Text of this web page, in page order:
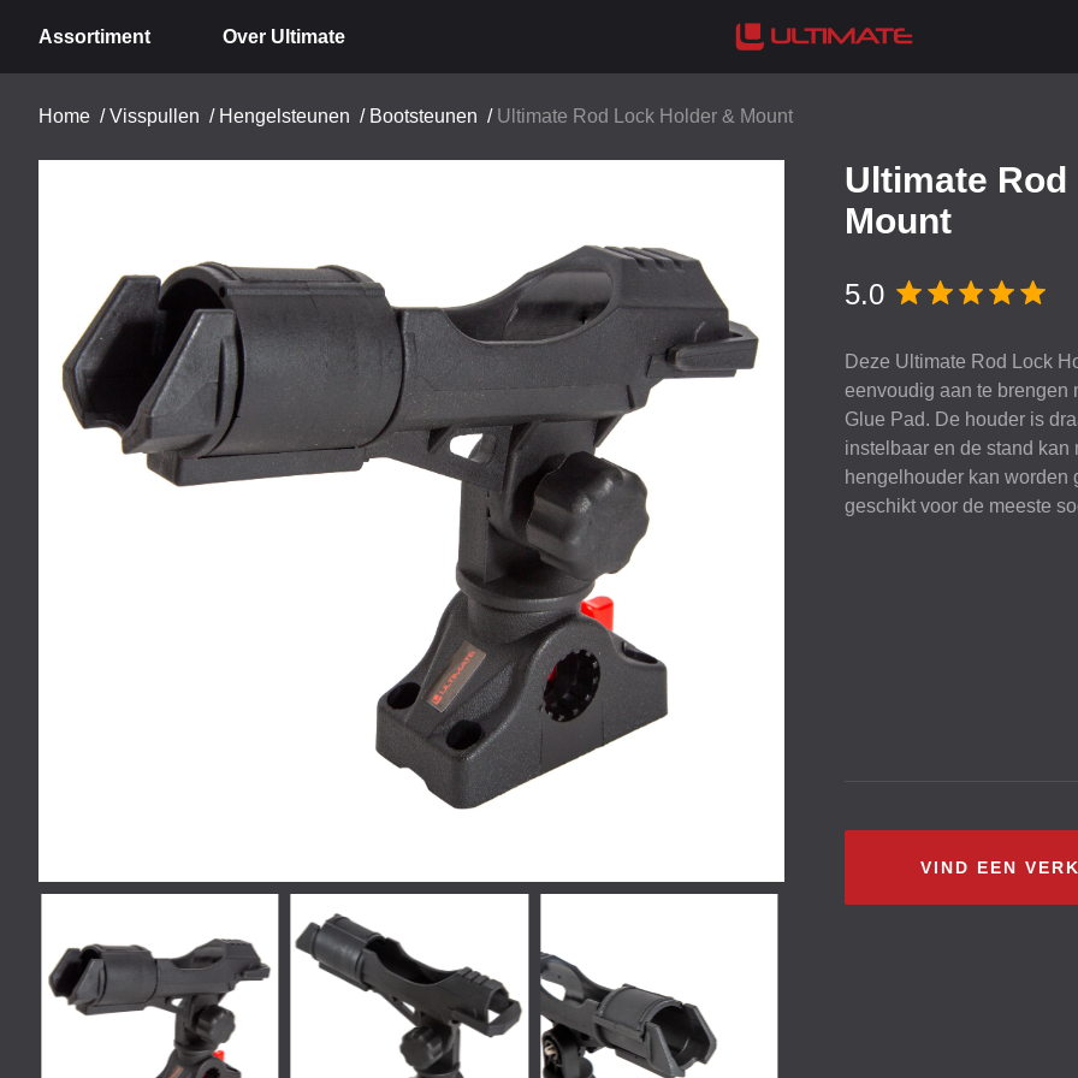
Assortiment Over Ultimate
Home /Visspullen / Hengelsteunen / Bootsteunen / Ultimate Rod Lock Holder & Mount
Ultimate
Mount
5.0
Deze Ultimate Rod Lock
eenvoudig aan te brengen
Glue Pad. De houder is
instelbaar en de stand
hengelhouder kan worden
geschikt voor de meeste
VIND EEN